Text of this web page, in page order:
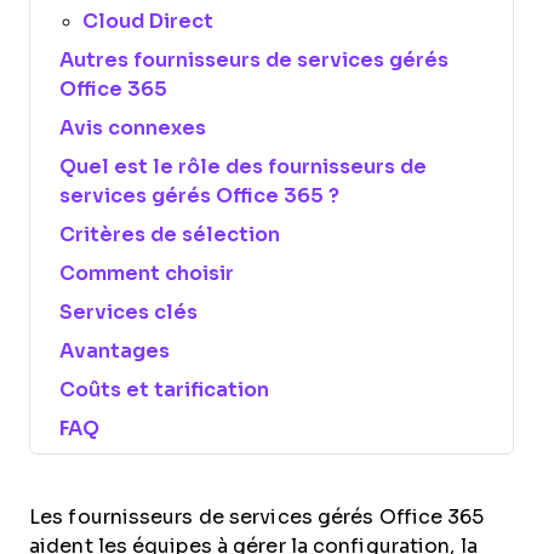
Cloud Direct
Autres fournisseurs de services gérés
Office 365
Avis connexes
Quel est le rôle des fournisseurs de
services gérés Office 365 ?
Critères de sélection
Comment choisir
Services clés
Avantages
Coûts et tarification
FAQ
Les fournisseurs de services gérés Office 365
aident les équipes à gérer la configuration, la